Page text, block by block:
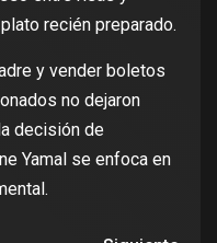
recién preparado.
y vender boletos
no dejaron
decisión de
Yamal se enfoca en